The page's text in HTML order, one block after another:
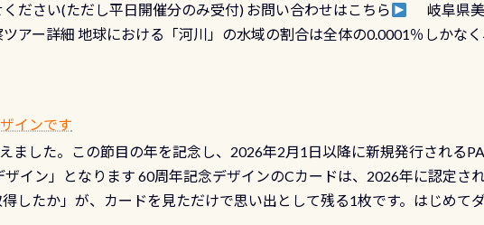
言うと給気ボタンの点検と一緒な訳ですから、ボタンが潮噛みしてドラ
にしっかり点検しましょう！まだした事がない方はこれを機会に是非
査代」が5,500円掛かります そこで下記のキャンペーンを利用してみては
検・オーバーホールを出して頂いた方は、上記の水検査料5,500円がな
も出そうと思ってる方は、セットでこの水検査も出しましょう！そし続
ださい(ただし平日開催分のみ受付) お問い合わせはこちら
岐阜県美
アー詳細 地球における「河川」の水域の割合は全体の0.0001％しかな
ります 長良川ってどんな川？ 長良川は日本三大清流(四万十川、柿田
無い川のこと）で岐阜県の郡上市に始まり、美濃を経て伊勢湾に流れま
「日本の水浴場88選」に全国で唯一河川で選ばれた清流です川にして
ングを楽しむことが出来ます 川原からのエントリーエキジットは正に
インです
ました。この節目の年を記念し、2026年2月1日以降に新規発行される
イン」となります 60周年記念デザインのCカードは、2026年に認定さ
したか」が、カードを見ただけで思い出として残る1枚です。はじめて